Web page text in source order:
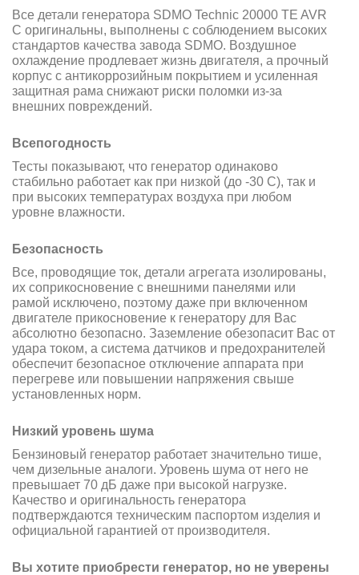
Все детали генератора SDMO Technic 20000 TE AVR
C оригинальны, выполнены с соблюдением высоких
стандартов качества завода SDMO. Воздушное
охлаждение продлевает жизнь двигателя, а прочный
корпус с антикоррозийным покрытием и усиленная
защитная рама снижают риски поломки из-за
внешних повреждений.
Всепогодность
Тесты показывают, что генератор одинаково
стабильно работает как при низкой (до -30 С), так и
при высоких температурах воздуха при любом
уровне влажности.
Безопасность
Все, проводящие ток, детали агрегата изолированы,
их соприкосновение с внешними панелями или
рамой исключено, поэтому даже при включенном
двигателе прикосновение к генератору для Вас
абсолютно безопасно. Заземление обезопасит Вас от
удара током, а система датчиков и предохранителей
обеспечит безопасное отключение аппарата при
перегреве или повышении напряжения свыше
установленных норм.
Низкий уровень шума
Бензиновый генератор работает значительно тише,
чем дизельные аналоги. Уровень шума от него не
превышает 70 дБ даже при высокой нагрузке.
Качество и оригинальность генератора
подтверждаются техническим паспортом изделия и
официальной гарантией от производителя.
Вы хотите приобрести генератор, но не уверены